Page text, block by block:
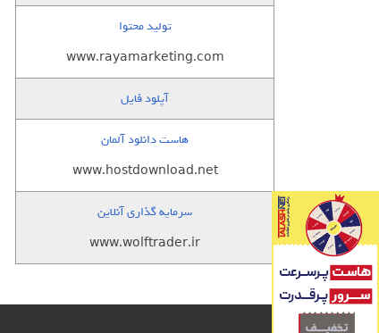
تولید محتوا
www.rayamarketing.com
آپلود فایل
هاست دانلود آلمان
www.hostdownload.net
سرمایه گذاری آنلاین
www.wolftrader.ir